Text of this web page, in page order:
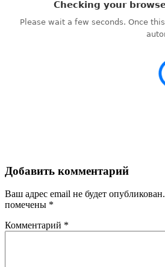
Добавить комментарий
Ваш адрес email не будет опубликован.
помечены *
Комментарий *